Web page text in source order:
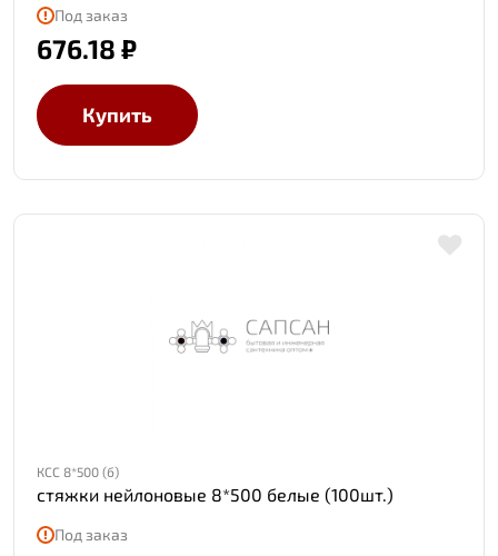
Под заказ
676.18 ₽
Купить
КСС 8*500 (б)
стяжки нейлоновые 8*500 белые (100шт.)
Под заказ